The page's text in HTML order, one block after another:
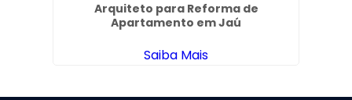
Arquiteto para Reforma de
Apartamento em Jaú
Saiba Mais